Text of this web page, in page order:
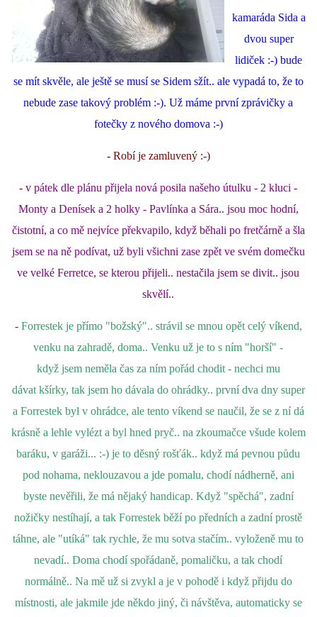
kamaráda Sida a
dvou super
lidiček :-) bude
se mít skvěle, ale ještě se musí se Sidem sžít.. ale vypadá to, že to
nebude zase takový problém :-). Už máme první zprávičky a
fotečky z nového domova :-)
- Robí je zamluvený :-)
- v pátek dle plánu přijela nová posila našeho útulku - 2 kluci -
Monty a Denísek a 2 holky - Pavlínka a Sára.. jsou moc hodní,
čistotní, a co mě nejvíce překvapilo, když běhali po fretčárně a šla
jsem se na ně podívat, už byli všichni zase zpět ve svém domečku
ve velké Ferretce, se kterou přijeli.. nestačila jsem se divit.. jsou
skvělí..
- Forrestek je přímo "božský".. strávil se mnou opět celý víkend,
venku na zahradě, doma.. Venku už je to s ním "horší" -
když jsem neměla čas za ním pořád chodit - nechci mu
dávat kšírky, tak jsem ho dávala do ohrádky.. první dva dny super
a Forrestek byl v ohrádce, ale tento víkend se naučil, že se z ní dá
krásně a lehle vylézt a byl hned pryč.. na zkoumačce všude kolem
baráku, v garáži... :-) je to děsný rošťák.. když má pevnou půdu
pod nohama, neklouzavou a jde pomalu, chodí nádherně, ani
byste nevěřili, že má nějaký handicap. Když "spěchá", zadní
nožičky nestíhají, a tak Forrestek běží po předních a zadní prostě
táhne, ale "utíká" tak rychle, že mu sotva stačím.. vyloženě mu to
nevadí.. Doma chodí spořádaně, pomaličku, a tak chodí
normálně.. Na mě už si zvykl a je v pohodě i když přijdu do
místnosti, ale jakmile jde někdo jiný, či návštěva, automaticky se